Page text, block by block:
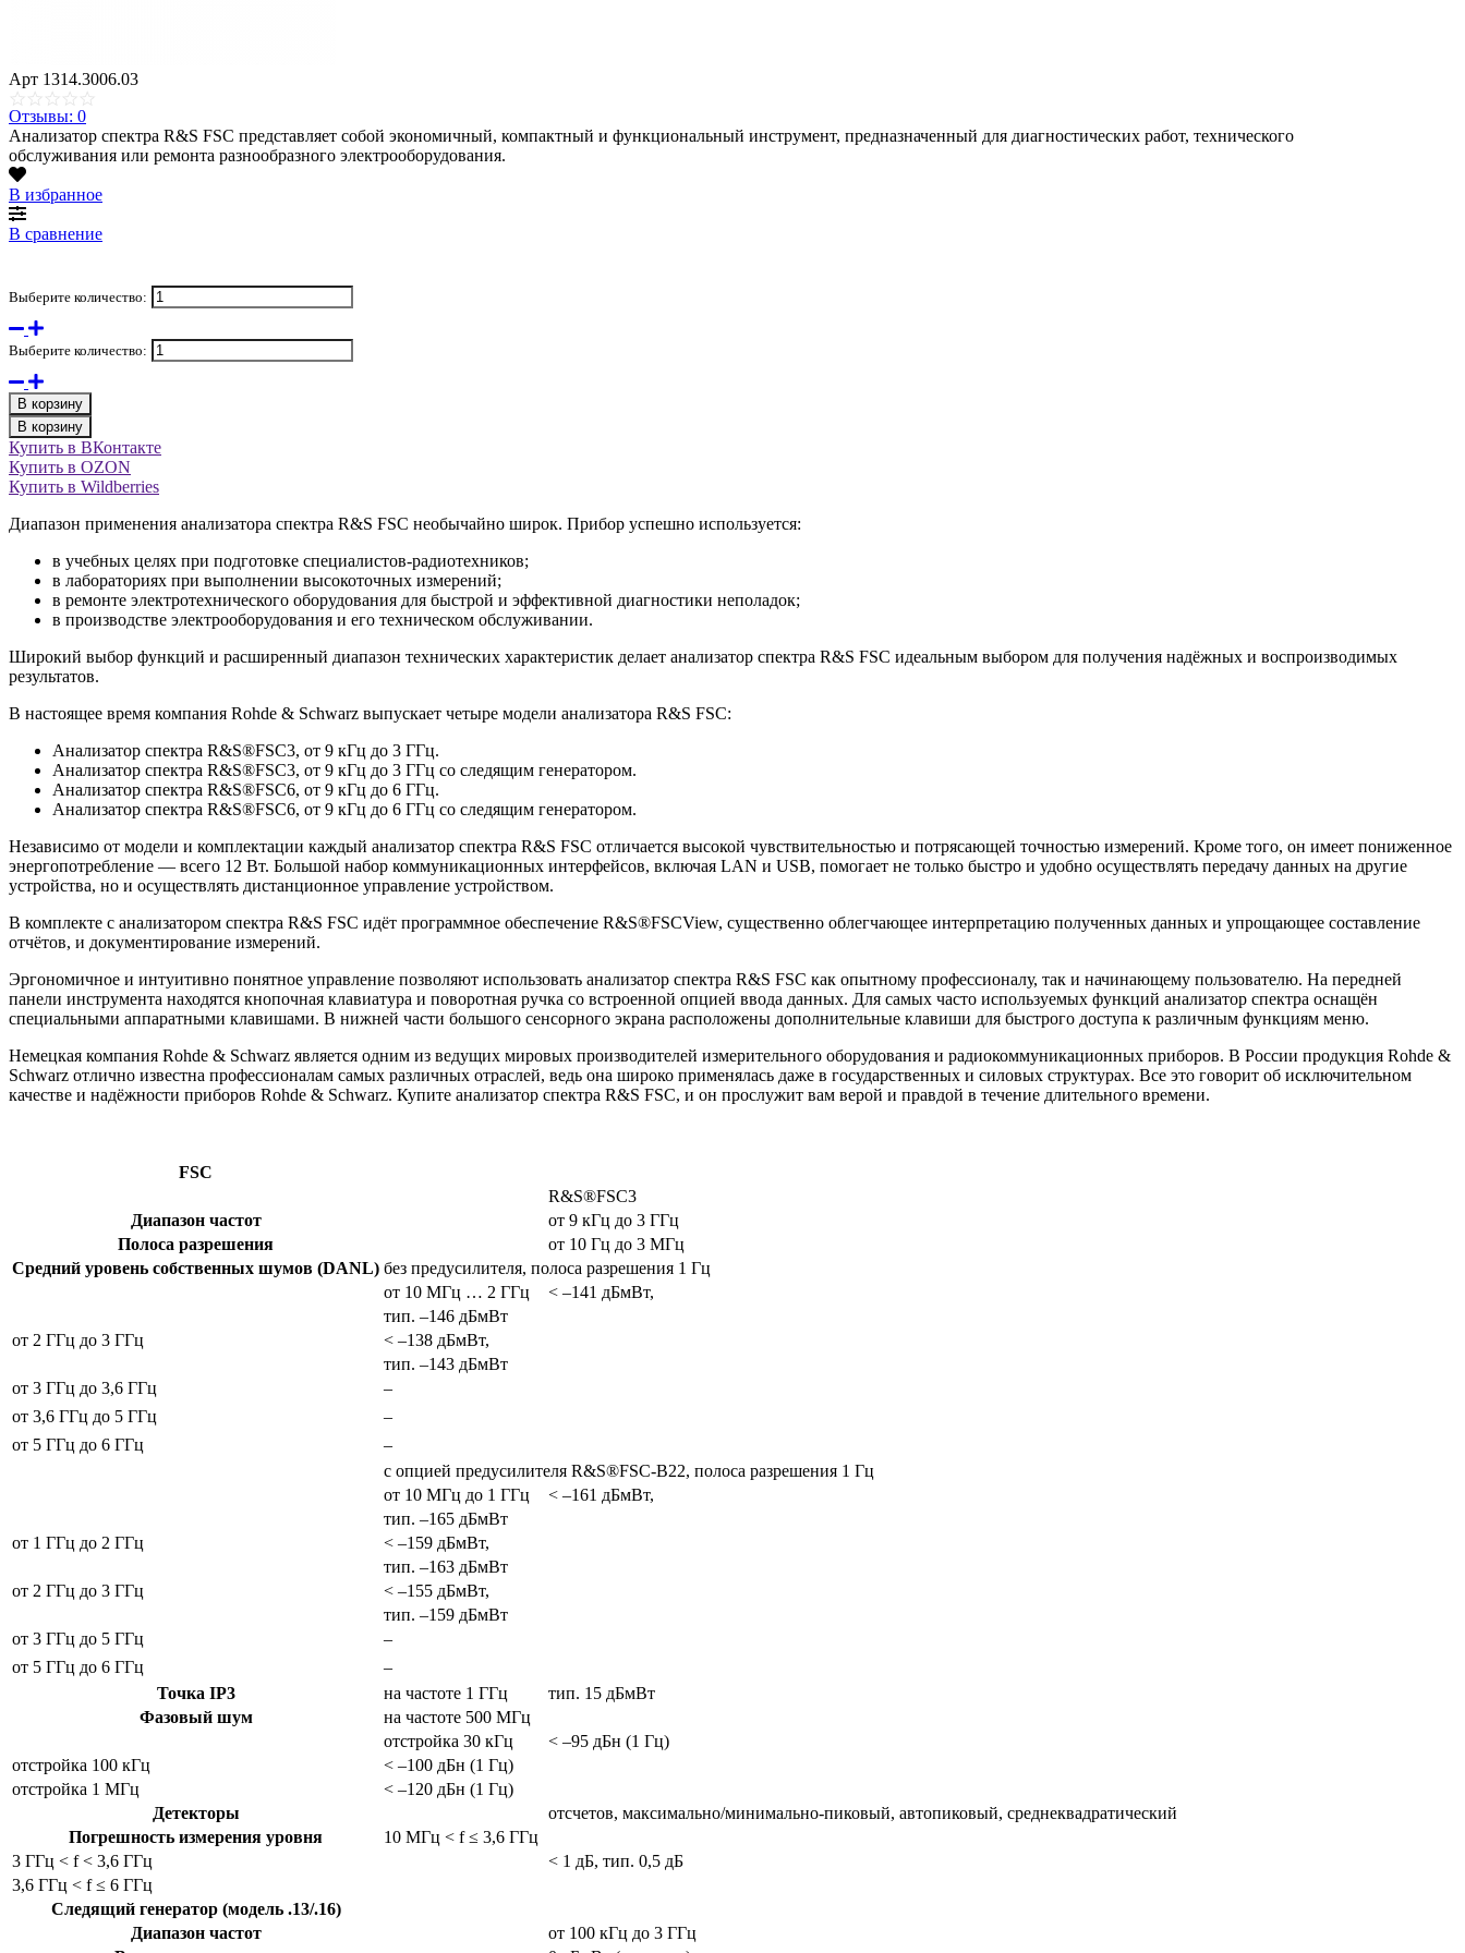
Арт 1314.3006.03
Отзывы: 0
Анализатор спектра R&S FSC представляет собой экономичный, компактный и функциональный инструмент, предназначенный для диагностических работ, технического
обслуживания или ремонта разнообразного электрооборудования.
В избранное
В сравнение
Выберите количество:
Выберите количество:
В корзину
В корзину
Купить в ВКонтакте
Купить в OZON
Купить в Wildberries
Диапазон применения анализатора спектра R&S FSC необычайно широк. Прибор успешно используется:
в учебных целях при подготовке специалистов-радиотехников;
в лабораториях при выполнении высокоточных измерений;
в ремонте электротехнического оборудования для быстрой и эффективной диагностики неполадок;
в производстве электрооборудования и его техническом обслуживании.
Широкий выбор функций и расширенный диапазон технических характеристик делает анализатор спектра R&S FSC идеальным выбором для получения надёжных и воспроизводимых
результатов.
В настоящее время компания Rohde & Schwarz выпускает четыре модели анализатора R&S FSC:
Анализатор спектра R&S®FSC3, от 9 кГц до 3 ГГц.
Анализатор спектра R&S®FSC3, от 9 кГц до 3 ГГц со следящим генератором.
Анализатор спектра R&S®FSC6, от 9 кГц до 6 ГГц.
Анализатор спектра R&S®FSC6, от 9 кГц до 6 ГГц со следящим генератором.
Независимо от модели и комплектации каждый анализатор спектра R&S FSC отличается высокой чувствительностью и потрясающей точностью измерений. Кроме того, он имеет пониженное
энергопотребление — всего 12 Вт. Большой набор коммуникационных интерфейсов, включая LAN и USB, помогает не только быстро и удобно осуществлять передачу данных на другие
устройства, но и осуществлять дистанционное управление устройством.
В комплекте с анализатором спектра R&S FSC идёт программное обеспечение R&S®FSCView, существенно облегчающее интерпретацию полученных данных и упрощающее составление
отчётов, и документирование измерений.
Эргономичное и интуитивно понятное управление позволяют использовать анализатор спектра R&S FSC как опытному профессионалу, так и начинающему пользователю. На передней
панели инструмента находятся кнопочная клавиатура и поворотная ручка со встроенной опцией ввода данных. Для самых часто используемых функций анализатор спектра оснащён
специальными аппаратными клавишами. В нижней части большого сенсорного экрана расположены дополнительные клавиши для быстрого доступа к различным функциям меню.
Немецкая компания Rohde & Schwarz является одним из ведущих мировых производителей измерительного оборудования и радиокоммуникационных приборов. В России продукция Rohde &
Schwarz отлично известна профессионалам самых различных отраслей, ведь она широко применялась даже в государственных и силовых структурах. Все это говорит об исключительном
качестве и надёжности приборов Rohde & Schwarz. Купите анализатор спектра R&S FSC, и он прослужит вам верой и правдой в течение длительного времени.
FSC
R&S®FSC3
Диапазон частот
от 9 кГц до 3 ГГц
Полоса разрешения
от 10 Гц до 3 МГц
Средний уровень собственных шумов (DANL) без предусилителя, полоса разрешения 1 Гц
от 10 МГц … 2 ГГц
< –141 дБмВт,
тип. –146 дБмВт
от 2 ГГц до 3 ГГц
< –138 дБмВт,
тип. –143 дБмВт
от 3 ГГц до 3,6 ГГц
–
от 3,6 ГГц до 5 ГГц
–
от 5 ГГц до 6 ГГц
–
с опцией предусилителя R&S®FSC-B22, полоса разрешения 1 Гц
от 10 МГц до 1 ГГц
< –161 дБмВт,
тип. –165 дБмВт
от 1 ГГц до 2 ГГц
< –159 дБмВт,
тип. –163 дБмВт
от 2 ГГц до 3 ГГц
< –155 дБмВт,
тип. –159 дБмВт
от 3 ГГц до 5 ГГц
–
от 5 ГГц до 6 ГГц
–
Точка IP3
на частоте 1 ГГц
тип. 15 дБмВт
Фазовый шум
на частоте 500 МГц
отстройка 30 кГц
< –95 дБн (1 Гц)
отстройка 100 кГц
< –100 дБн (1 Гц)
отстройка 1 МГц
< –120 дБн (1 Гц)
Детекторы
отсчетов, максимально/минимально-пиковый, автопиковый, среднеквадратический
Погрешность измерения уровня
10 МГц < f ≤ 3,6 ГГц
< 1 дБ, тип. 0,5 дБ
3 ГГц < f < 3,6 ГГц
3,6 ГГц < f ≤ 6 ГГц
Следящий генератор (модель .13/.16)
Диапазон частот
от 100 кГц до 3 ГГц